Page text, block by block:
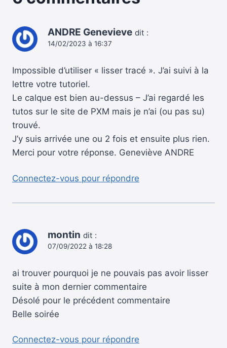
ANDRE Genevieve dit :
14/02/2023 à 16:37
Impossible d’utiliser « lisser tracé ». J’ai suivi à la
lettre votre tutoriel.
Le calque est bien au-dessus – J’ai regardé les
tutos sur le site de PXM mais je n’ai (ou pas su)
trouvé.
J’y suis arrivée une ou 2 fois et ensuite plus rien.
Merci pour votre réponse. Geneviève ANDRE
Connectez-vous pour répondre
montin dit :
07/09/2022 à 18:28
ai trouver pourquoi je ne pouvais pas avoir lisser
suite à mon dernier commentaire
Désolé pour le précédent commentaire
Belle soirée
Connectez-vous pour répondre